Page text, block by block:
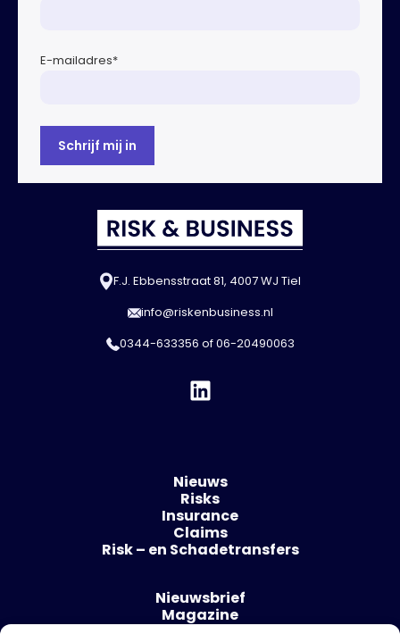
E-mailadres*
F.J. Ebbensstraat 81, 4007 WJ Tiel
info@riskenbusiness.nl
0344-633356 of06-20490063
Nieuws
Risks
Insurance
Claims
Risk – en Schadetransfers
Nieuwsbrief
Magazine